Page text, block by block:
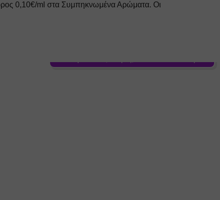
0,10€/ml στα Συμπηκνωμένα Αρώματα. Οι